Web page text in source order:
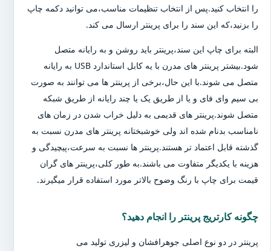
را انتخاب کنید.پس از انتخاب تنظیمات مناسب،می توانید دکمه چاپ
را بزنید،که این سند را برای پرینتر ارسال می کند.
البته برای چاپ این سند،پرینتر باید روشن و به رایانه متصل
شود.بیشتر پرینتر های مدرن با یه کابل استاندارد USB به رایانه
متصل می شوند.با این حال،برخی از پرینتر ها می توانند به صورت
بی سیم وای فای و یا از طریق یک یا چند رایانه از طریق شبکه
متصل شوند.پرینتر های قدیمی به دلیل خراب شدن در زمان های
نامناسب بدنام شده اند ولی خوشبختانه پرینتر های مدرن نسبت به
گذشته قابل اعتماد تر هستند.پرینتر ها نسبت به سرعت،پیچیدگی و
هزینه با یکدیگر متفاوت می باشند.به طور کلی،پرینتر های گران
قیمت برای چاپ با رنگ وضوح بالاتر مورد استفاده قرار میگیرند.
چگونه کارتریج پرینتر را انجام دهید؟
پرینتر در دو نوع اصلی جوهرافشان و لیزری تولید می